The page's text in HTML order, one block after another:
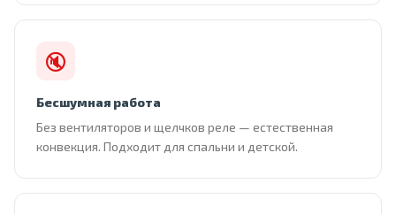
🔇
Бесшумная работа
Без вентиляторов и щелчков реле — естественная
конвекция. Подходит для спальни и детской.